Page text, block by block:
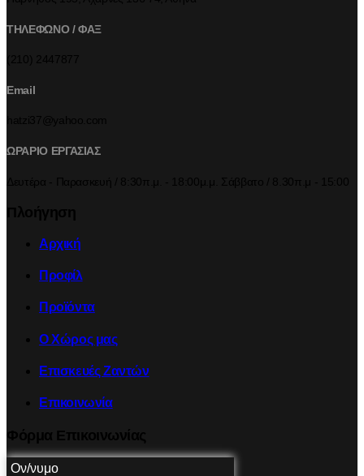
ΤΗΛΕΦΩΝΟ / ΦΑΞ
Email
ΩΡΑΡΙΟ ΕΡΓΑΣΙΑΣ
Αρχική
Προφίλ
Προϊόντα
Ο Χώρος μας
Επισκευές Ζαντών
Επικοινωνία
Ον/νυμο